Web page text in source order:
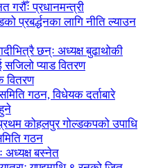
गरौँः प्रधानमन्त्री
प्रबर्द्धनका लागि नीति ल्याउन
छन्ः अध्यक्ष बुढाथोकी
सजिलो प्याड वितरण
वितरण
गठन, विधेयक दर्ताबारे
कोहलपुर गोल्डकपको उपाधि
गठन
अध्यक्ष बस्नेत